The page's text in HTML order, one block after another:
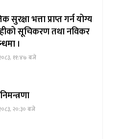
सुरक्षा भत्ता प्राप्त गर्न योग्य
सूचिकरण तथा नविकर
।
११:४७ बजे
२०:३० बजे